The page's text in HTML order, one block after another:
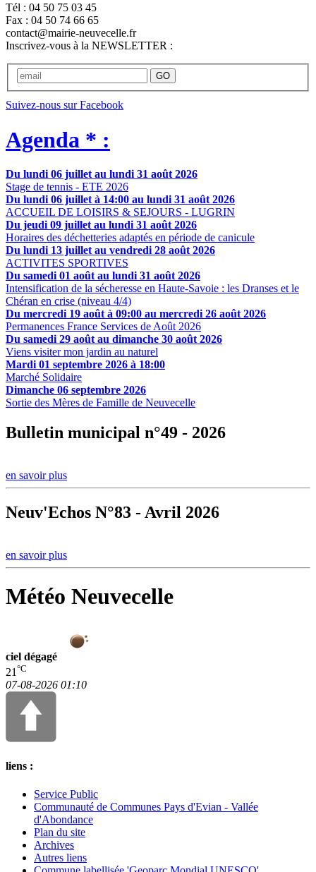
Tél : 04 50 75 03 45
Fax : 04 50 74 66 65
contact@mairie-neuvecelle.fr
Inscrivez-vous à la NEWSLETTER :
GO
Suivez-nous sur Facebook
Agenda * :
Du lundi 06 juillet au lundi 31 août 2026
Stage de tennis - ETE 2026
Du lundi 06 juillet à 14:00 au lundi 31 août 2026
ACCUEIL DE LOISIRS & SEJOURS - LUGRIN
Du jeudi 09 juillet au lundi 31 août 2026
Horaires des déchetteries adaptés en période de canicule
Du lundi 13 juillet au vendredi 28 août 2026
ACTIVITES SPORTIVES
Du samedi 01 août au lundi 31 août 2026
Intensification de la sécheresse en Haute-Savoie : les Dranses et le
Chéran en crise (niveau 4/4)
Du mercredi 19 août à 09:00 au mercredi 26 août 2026
Permanences France Services de Août 2026
Du samedi 29 août au dimanche 30 août 2026
Viens visiter mon jardin au naturel
Mardi 01 septembre 2026 à 18:00
Marché Solidaire
Dimanche 06 septembre 2026
Sortie des Mères de Famille de Neuvecelle
Bulletin municipal n°49 - 2026
en savoir plus
Neuv'Echos N°83 - Avril 2026
en savoir plus
Météo Neuvecelle
ciel dégagé
21 °C
07-08-2026 01:10
liens :
Service Public
Communauté de Communes Pays d'Evian - Vallée
d'Abondance
Plan du site
Archives
Autres liens